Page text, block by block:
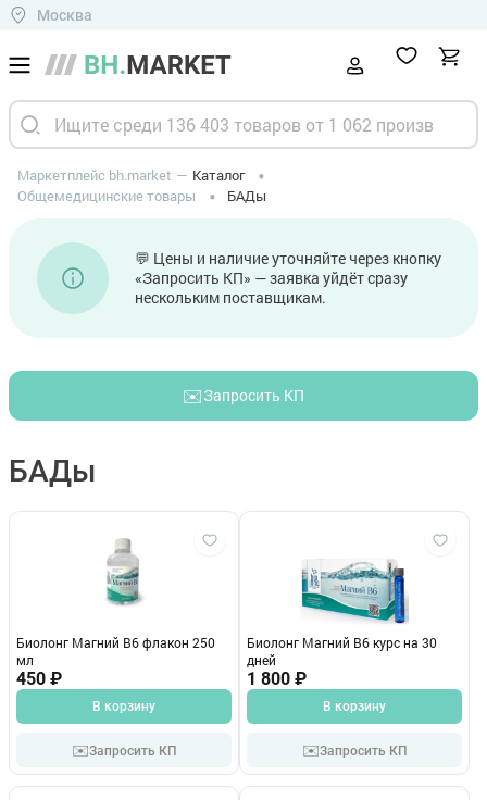
Москва
Маркетплейс bh.market
Каталог
Общемедицинские товары
БАДы
💬 Цены и наличие уточняйте через кнопку
«Запросить КП» — заявка уйдёт сразу
нескольким поставщикам.
✉️Запросить КП
БАДы
Биолонг Магний В6 флакон 250
мл
450 ₽
В корзину
✉️Запросить КП
Биолонг Магний В6 курс на 30
дней
1 800 ₽
В корзину
✉️Запросить КП